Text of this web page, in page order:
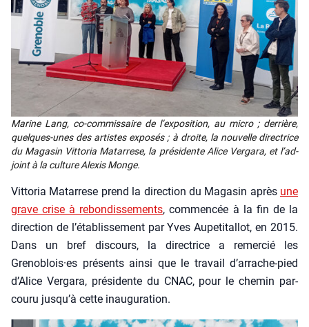
Marine Lang, co-com­mis­saire de l’ex­po­si­tion, au micro ; der­rière,
quelques-unes des artistes expo­sés ; à droite, la nou­velle direc­trice
du Maga­sin Vit­to­ria Matar­rese, la pré­si­dente Alice Ver­ga­ra, et l’ad­
joint à la culture Alexis Monge.
Vit­to­ria Matar­rese prend la direc­tion du Maga­sin après une
grave crise à rebon­dis­se­ments, com­men­cée à la fin de la
direc­tion de l’établissement par Yves Aupe­ti­tal­lot, en 2015.
Dans un bref dis­cours, la direc­trice a remer­cié les
Grenoblois·es pré­sents ain­si que le tra­vail d’arrache-pied
d’A­lice Ver­ga­ra, pré­si­dente du CNAC, pour le che­min par­
cou­ru jusqu’à cette inau­gu­ra­tion.